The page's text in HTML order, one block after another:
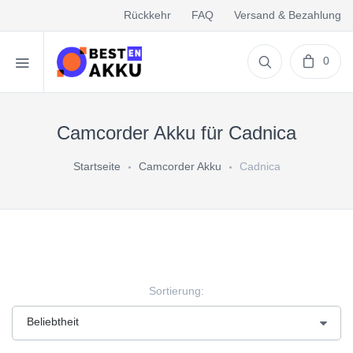
Rückkehr FAQ Versand & Bezahlung
0
Camcorder Akku für Cadnica
Startseite Camcorder Akku Cadnica
Sortierung: